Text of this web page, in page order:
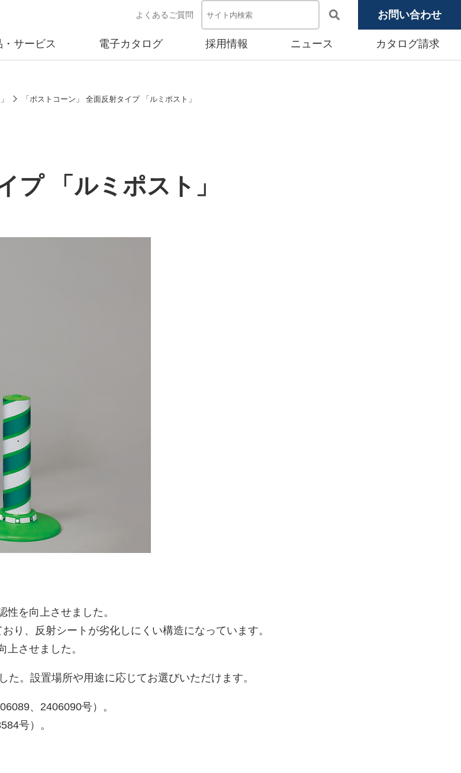
よくあるご質問 お問い合わせ
・サービス 電子カタログ 採用情報 ニュース カタログ請求
商品データベース
不動産賃貸事業
「ポストコーン」 全面反射タイプ 「ルミポスト」
プ 「ルミポスト」
を向上させました。
り、反射シートが劣化しにくい構造になっています。
上させました。
。設置場所や用途に応じてお選びいただけます。
、2406090号）。
号）。